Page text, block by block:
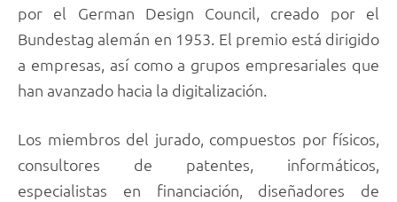
por el German Design Council, creado por el
Bundestag alemán en 1953. El premio está dirigido
a empresas, así como a grupos empresariales que
han avanzado hacia la digitalización.
Los miembros del jurado, compuestos por físicos,
consultores de patentes, informáticos,
especialistas en financiación, diseñadores de